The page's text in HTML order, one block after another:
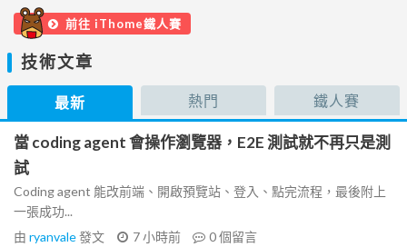
前往 iThome鐵人賽
技術文章
最新 熱門 鐵人賽
當 coding agent 會操作瀏覽器，E2E 測試就不再只是測
試
Coding agent 能改前端、開啟預覽站、登入、點完流程，最後附上
一張成功...
由 ryanvale發文 7 小時前 0個留言